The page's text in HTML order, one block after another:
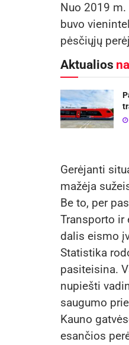
Nuo 2019
buvo
pėsčiųjų
Aktualios
Gerėjanti
mažėja
Be to, per
Transporto
dalis eismo
Statistika
pasiteisina.
nupiešti
saugumo
Kauno
esančios